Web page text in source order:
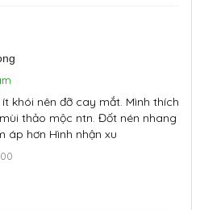
khói nên đỡ cay mắt. Mình thích
thảo mộc ntn. Đốt nén nhang
áp hơn Hình nhận xu